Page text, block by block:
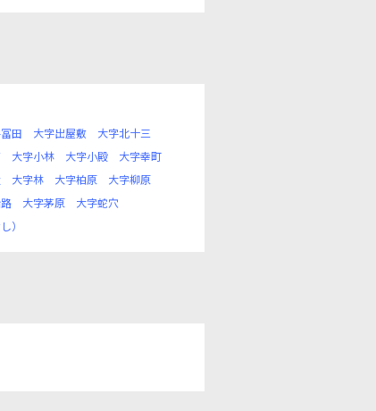
田 大字出屋敷
大字北十三
大字小林 大字小殿
大字幸町
大字林 大字柏原
大字柳原
大字茅原
大字蛇穴
）